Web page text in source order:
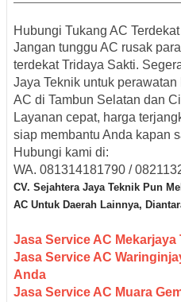
Hubungi Tukang AC
Jangan tunggu AC rusak
terdekat Tridaya Sakti.
Jaya Teknik untuk
AC di Tambun Selatan dan
Layanan cepat, harga
siap membantu Anda kapan
Hubungi kami di:
WA. 081314181790 /
CV. Sejahtera Jaya Teknik Pun M
AC Untuk Daerah Lainnya,
Jasa Service AC
Jasa Service AC
Anda
Jasa Service AC Muara